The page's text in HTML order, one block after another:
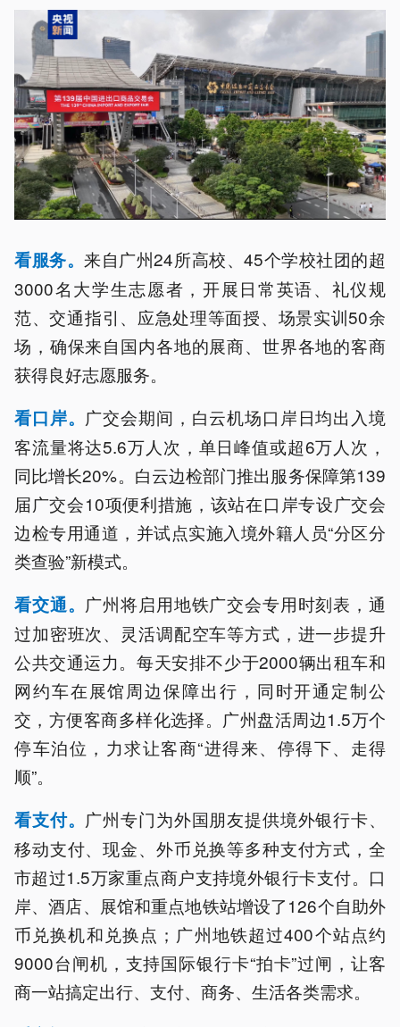
看服务。来自广州24所高校、45个学校社团的超
3000名大学生志愿者，开展日常英语、礼仪规
范、交通指引、应急处理等面授、场景实训50余
场，确保来自国内各地的展商、世界各地的客商
获得良好志愿服务。
看口岸。 广交会期间，白云机场口岸日均出入境
客流量将达5.6万人次，单日峰值或超6万人次，
同比增长20%。白云边检部门推出服务保障第139
届广交会10项便利措施，该站在口岸专设广交会
边检专用通道，并试点实施入境外籍人员“分区分
类查验”新模式。
看交通。 广州将启用地铁广交会专用时刻表，通
过加密班次、灵活调配空车等方式，进一步提升
公共交通运力。每天安排不少于2000辆出租车和
网约车在展馆周边保障出行，同时开通定制公
交，方便客商多样化选择。广州盘活周边1.5万个
停车泊位，力求让客商“进得来、停得下、走得
顺”。
看支付。 广州专门为外国朋友提供境外银行卡、
移动支付、现金、外币兑换等多种支付方式，全
市超过1.5万家重点商户支持境外银行卡支付。口
岸、酒店、展馆和重点地铁站增设了126个自助外
币兑换机和兑换点；广州地铁超过400个站点约
9000台闸机，支持国际银行卡“拍卡”过闸，让客
商一站搞定出行、支付、商务、生活各类需求。